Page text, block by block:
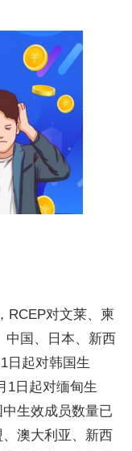
RCEP对文莱、柬
中国、日本、新西
日起对韩国生
1日起对缅甸生
生效成员数量已
澳大利亚、新西